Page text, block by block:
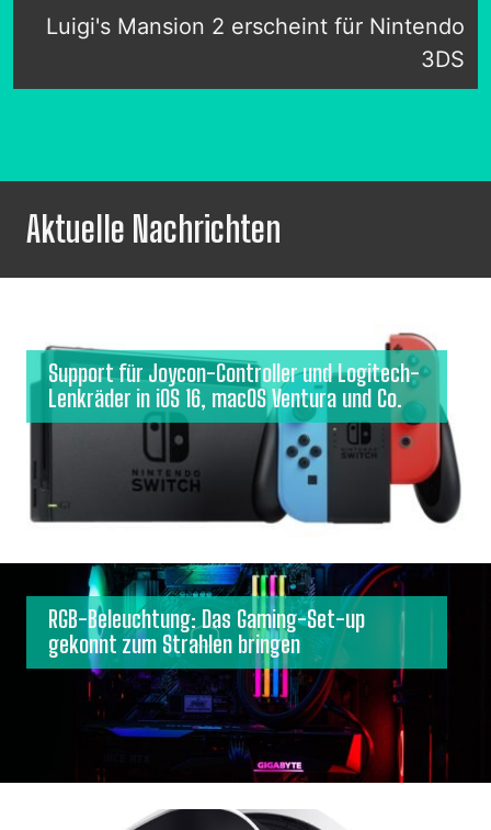
Luigi's Mansion 2 erscheint für Nintendo
3DS
Aktuelle Nachrichten
Support für Joycon-Controller und Logitech-
Lenkräder in iOS 16, macOS Ventura und Co.
RGB-Beleuchtung: Das Gaming-Set-up
gekonnt zum Strahlen bringen